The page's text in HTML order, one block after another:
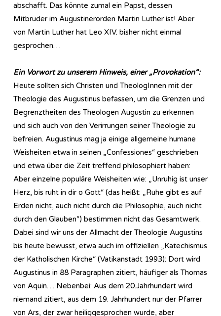
abschafft. Das könnte zumal ein Papst, dessen
Mitbruder im Augustinerorden Martin Luther ist! Aber
von Martin Luther hat Leo XIV. bisher nicht einmal
gesprochen…
Ein Vorwort zu unserem Hinweis, einer „Provokation“:
Heute sollten sich Christen und TheologInnen mit der
Theologie des Augustinus befassen, um die Grenzen und
Begrenztheiten des Theologen Augustin zu erkennen
und sich auch von den Verirrungen seiner Theologie zu
befreien. Augustinus mag ja einige allgemeine humane
Weisheiten etwa in seinen „Confessiones“ geschrieben
und etwa über die Zeit treffend philosophiert haben:
Aber einzelne populäre Weisheiten wie: „Unruhig ist unser
Herz, bis ruht in dir o Gott“ (das heißt: „Ruhe gibt es auf
Erden nicht, auch nicht durch die Philosophie, auch nicht
durch den Glauben“) bestimmen nicht das Gesamtwerk.
Dabei sind wir uns der Allmacht der Theologie Augustins
bis heute bewusst, etwa auch im offiziellen „Katechismus
der Katholischen Kirche“ (Vatikanstadt 1993): Dort wird
Augustinus in 88 Paragraphen zitiert, häufiger als Thomas
von Aquin… Nebenbei: Aus dem 20.Jahrhundert wird
niemand zitiert, aus dem 19. Jahrhundert nur der Pfarrer
von Ars, der zwar heiliggesprochen wurde, aber